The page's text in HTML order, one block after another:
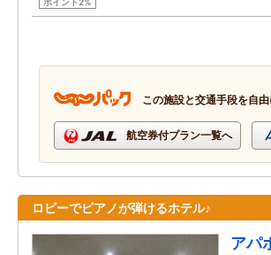
この施設と交通手段を自
航空券付プラン一覧へ
ロビーでピアノが弾けるホテル♪
アパ